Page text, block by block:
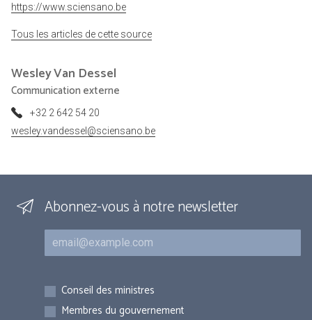
https://www.sciensano.be
Tous les articles de cette source
WesleyVan Dessel
Communication externe
+32 2 642 54 20
wesley.vandessel@sciensano.be
Abonnez-vous à notre newsletter
Courriel
Inscriptions
Conseil des ministres
Membres du gouvernement